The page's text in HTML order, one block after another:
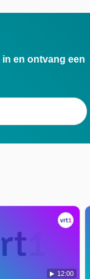
en ontvang een
12:00